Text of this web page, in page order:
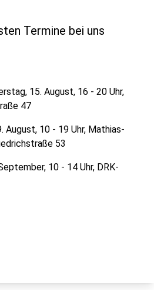
Termine bei uns
15. August, 16 - 20 Uhr,
47
August, 10 - 19 Uhr, Mathias-
53
10 - 14 Uhr, DRK-